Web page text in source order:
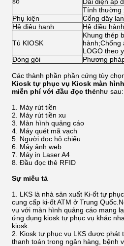
Tính thường
Phụ kiện
Cổng dây
Hệ điêu hanh
Hệ điều
Tủ KIOSK
Khung thép
hành;Chống
LOGO theo
Đóng gói
Phương
Các thành phần phần cứng tùy
Kiosk tự phục vụ Kiosk màn
miễn phí với đầu đọc thẻnhư sau:
Máy rút tiền
Máy rút tiền xu
Màn hình quảng cáo
Máy quét mã vạch
Người đọc hộ chiếu
Máy ảnh web
Máy in Laser A4
Đầu đọc thẻ RFID
Sự miêu tả
LKS là nhà sản xuất Ki-ốt tự
cung cấp ki-ốt ATM ở Trung
vụ với màn hình quảng cáo mang
ứng dụng kiosk tự phục vụ khác
kiosk.
Kiosk tự phục vụ LKS được phát
thanh toán trong ngân hàng, bệnh